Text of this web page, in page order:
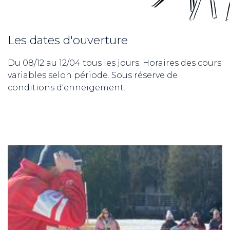
Les dates d'ouverture
Du 08/12 au 12/04 tous les jours. Horaires des cours
variables selon période. Sous réserve de
conditions d'enneigement.